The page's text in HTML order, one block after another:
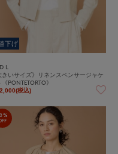
下げ
L
きいサイズ》リネンスペンサージャケ
《PONTETORTO》
税込)